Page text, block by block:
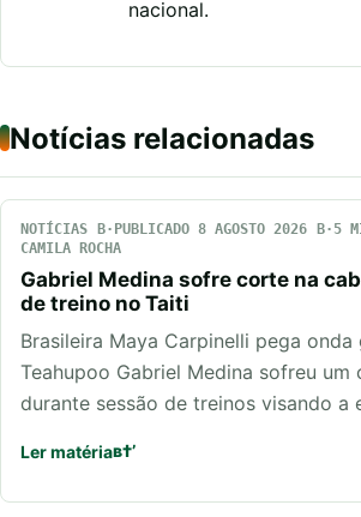
nacional.
Notícias relacionadas
NOTÍCIAS PUBLICADO 8 AGOSTO 2026
5
CAMILA ROCHA
Gabriel Medina sofre corte na
de treino no Taiti
Brasileira Maya Carpinelli pega onda
Teahupoo Gabriel Medina sofreu um
durante sessão de treinos visando a
Ler matéria